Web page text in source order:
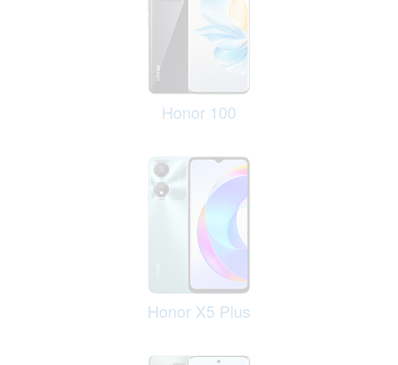
Honor 100
Honor X5 Plus